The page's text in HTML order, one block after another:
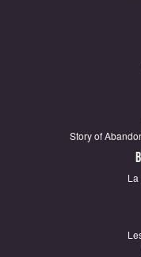
Story of